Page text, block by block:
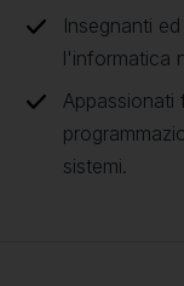
Insegnanti
l'informatica
Appassionati
sistemi.